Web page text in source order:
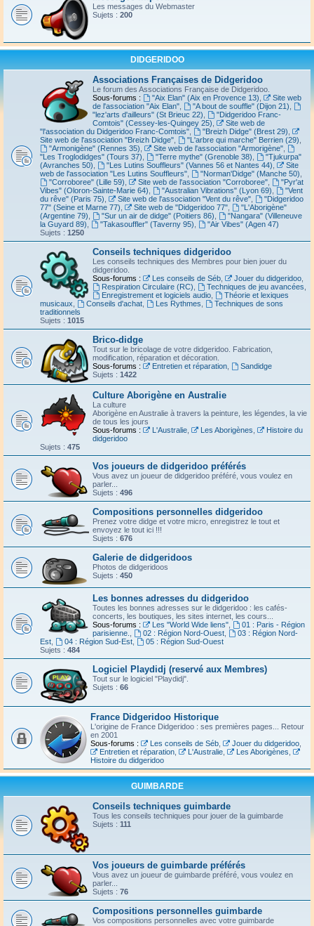
Les messages du Webmaster
Sujets : 200
DIDGERIDOO
Associations Françaises de Didgeridoo
Le forum des Associations Française de Didgeridoo.
Sous-forums :
"Aix Elan" (Aix en Provence 13)
Site web
de l'association "Aix Elan"
"A bout de souffle" (Dijon 21)
"lez'arts d'ailleurs" (St Brieuc 22)
"Didgeridoo Franc-
Comtois" (Cessey-les-Quingey 25)
Site web de
"l'association du Didgeridoo Franc-Comtois"
"Breizh Didge" (Brest 29)
Site web de l'association "Breizh Didge"
"L'arbre qui marche" Berrien (29)
"Armonigène" (Rennes 35)
Site web de l'association "Armorigène",
"Les Troglodidges" (Tours 37)
"Terre mythe" (Grenoble 38)
"Tjukurpa"
(Avranches 50)
"Les Lutins Souffleurs" (Vannes 56 et Nantes 44)
Site
web de l'association "Les Lutins Souffleurs"
"Norman'Didge" (Manche 50)
"Corroboree" (Lille 59)
Site web de l'association "Corroboree",
"Pyr'at
Vibes" (Oloron-Sainte-Marie 64)
"Australian Vibrations" (Lyon 69)
"Vent
du rêve" (Paris 75)
Site web de l'association "Vent du rêve",
"Didgeridoo
77" (Seine et Marne 77)
Site web de "Didgeridoo 77",
"L'Aborigène"
(Argentine 79)
"Sur un air de didge" (Poitiers 86)
"Nangara" (Villeneuve
la Guyard 89)
"Takasouffler" (Taverny 95)
"Air Vibes" (Agen 47)
Sujets : 1250
Conseils techniques didgeridoo
Les conseils techniques des Membres pour bien jouer du
didgeridoo.
Sous-forums :
Les conseils de Séb, Jouer du didgeridoo,
Respiration Circulaire (RC)
Techniques de jeu avancées
Enregistrement et logiciels audio,
Théorie et lexiques
musicaux
Conseils d'achat, Les Rythmes
Techniques de sons
traditionnels
Sujets : 1015
Brico-didge
Tout sur le bricolage de votre didgeridoo. Fabrication,
modification, réparation et décoration.
Sous-forums :
Entretien et réparation,
Sandidge
Sujets : 1422
Culture Aborigène en Australie
La culture
Aborigène en Australie à travers la peinture, les légendes, la vie
de tous les jours
Sous-forums :
L'Australie, Les Aborigènes
Histoire du
didgeridoo
Sujets : 475
Vos joueurs de didgeridoo préférés
Vous avez un joueur de didgeridoo préféré, vous voulez en
parler...
Sujets : 496
Compositions personnelles didgeridoo
Prenez votre didge et votre micro, enregistrez le tout et
envoyez le tout ici !!!
Sujets : 676
Galerie de didgeridoos
Photos de didgeridoos
Sujets : 450
Les bonnes adresses du didgeridoo
Toutes les bonnes adresses sur le didgeridoo : les cafés-
concerts, les boutiques, les sites internet, les cours...
Sous-forums :
Les "World Wide liens",
01 : Paris - Région
parisienne.
02 : Région Nord-Ouest,
03 : Région Nord-
Est
04 : Région Sud-Est,
05 : Région Sud-Ouest
Sujets : 484
Logiciel Playdidj (reservé aux Membres)
Tout sur le logiciel "Playdidj".
Sujets : 66
France Didgeridoo Historique
L'origine de France Didgeridoo : ses premières pages... Retour
en 2001
Sous-forums :
Les conseils de Séb, Jouer du didgeridoo,
Entretien et réparation, L'Australie, Les Aborigènes
Histoire du didgeridoo
GUIMBARDE
Conseils techniques guimbarde
Tous les conseils techniques pour jouer de la guimbarde
Sujets : 111
Vos joueurs de guimbarde préférés
Vous avez un joueur de guimbarde préféré, vous voulez en
parler...
Sujets : 76
Compositions personnelles guimbarde
Vos compositions personnelles avec votre guimbarde